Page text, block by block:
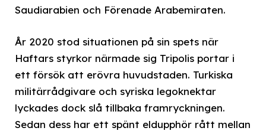
Saudiarabien och Förenade Arabemiraten.
År 2020 stod situationen på sin spets när
Haftars styrkor närmade sig Tripolis portar i
ett försök att erövra huvudstaden. Turkiska
militärrådgivare och syriska legoknektar
lyckades dock slå tillbaka framryckningen.
Sedan dess har ett spänt eldupphör rått mellan